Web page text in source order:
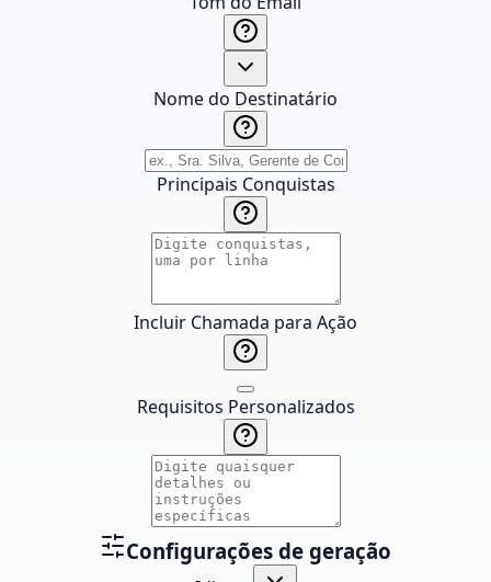
Nome do Destinatário
Principais Conquistas
Incluir Chamada para Ação
Requisitos Personalizados
Configurações de geração